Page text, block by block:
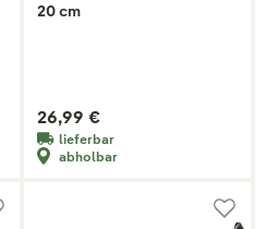
20 cm
26,99 €
lieferbar
abholbar